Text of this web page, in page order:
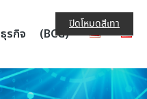
ธุรกิจ (BCG)
ปิดโหมดสีเทา